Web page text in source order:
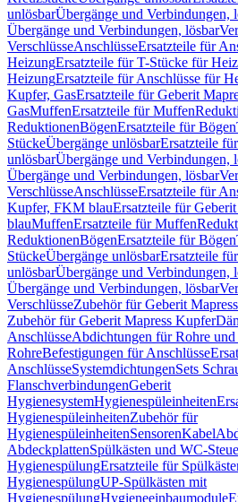
unlösbarÜbergänge und Verbindungen,
Übergänge und Verbindungen, lösbar
VerschlüsseAnschlüsseErsatzteile für
HeizungErsatzteile für T-Stücke für
HeizungErsatzteile für Anschlüsse für
Kupfer, GasErsatzteile für Geberit
GasMuffenErsatzteile für Muffen
ReduktionenBögenErsatzteile für Bögen
StückeÜbergänge unlösbarErsatzteile
unlösbarÜbergänge und Verbindungen,
Übergänge und Verbindungen, lösbar
VerschlüsseAnschlüsseErsatzteile für
Kupfer, FKM blauErsatzteile für
blauMuffenErsatzteile für Muffen
ReduktionenBögenErsatzteile für Bögen
StückeÜbergänge unlösbarErsatzteile
unlösbarÜbergänge und Verbindungen,
Übergänge und Verbindungen, lösbar
VerschlüsseZubehör für Geberit
Zubehör für Geberit Mapress Kupfer
AnschlüsseAbdichtungen für Rohre
RohreBefestigungen für Anschlüsse
AnschlüsseSystemdichtungenSets
FlanschverbindungenGeberit
HygienesystemHygienespüleinheiten
HygienespüleinheitenZubehör für
HygienespüleinheitenSensorenKabel
AbdeckplattenSpülkästen und WC-
HygienespülungErsatzteile für
HygienespülungUP-Spülkästen mit
HygienespülungHygieneeinbaumodule